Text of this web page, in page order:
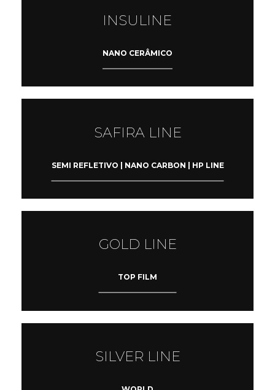
INSULINE
NANO CERÂMICO
SAFIRA LINE
SEMI REFLETIVO | NANO CARBON | HP LINE
GOLD LINE
TOP FILM
SILVER LINE